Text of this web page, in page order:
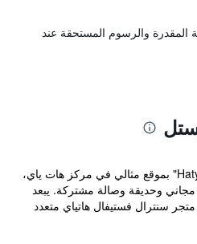
المقدرة والرسوم المستحقة عند
يقع مكان إقامة "Hatyai Dee Hostel" بموقع مثالي في مركز هات ياي،
وحديقة وصالة مشتركة. يبعد
مسافة 2.6 كم عن متجر سنترال فستيفال هاتياي متعدد